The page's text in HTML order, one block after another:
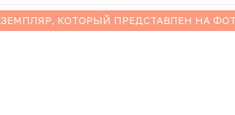
КОТОРЫЙ ПРЕДСТАВЛЕН НА